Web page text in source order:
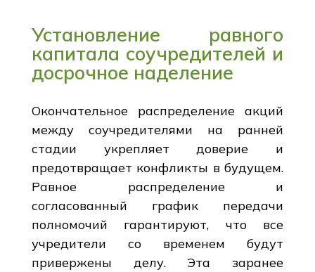
Установление равного
капитала соучредителей и
досрочное наделение
Окончательное распределение акций
между соучредителями на ранней
стадии укрепляет доверие и
предотвращает конфликты в будущем.
Равное распределение и
согласованный график передачи
полномочий гарантируют, что все
учредители со временем будут
привержены делу. Эта заранее